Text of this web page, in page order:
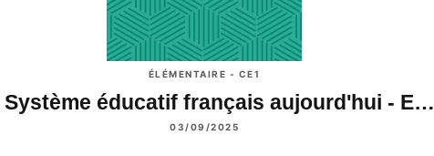
ÉLÉMENTAIRE - CE1
Système éducatif français aujourd'hui - E…
03/09/2025